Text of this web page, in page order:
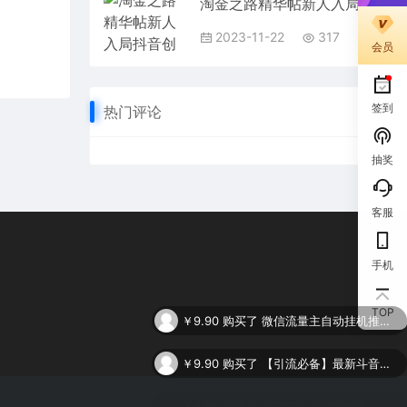
淘金之路精华帖新人入局抖音创业粉引流两个月变现23万！
2023-11-22 317
热门评论
会员
签到
抽奖
客服
手机
TOP
微信流量主自动挂机推广，轻松日入900+，简单易上手，做就有收益。